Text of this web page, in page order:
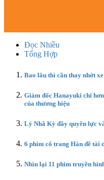
Đọc Nhiều
Tổng Hợp
Bao lâu thì cần thay nhớt
Giám đốc Hanayuki chi
của thương hiệu
Lý Nhã Kỳ đầy quyền lực
6 phim cổ trang Hàn đề tài
Nhìn lại 11 phim truyền